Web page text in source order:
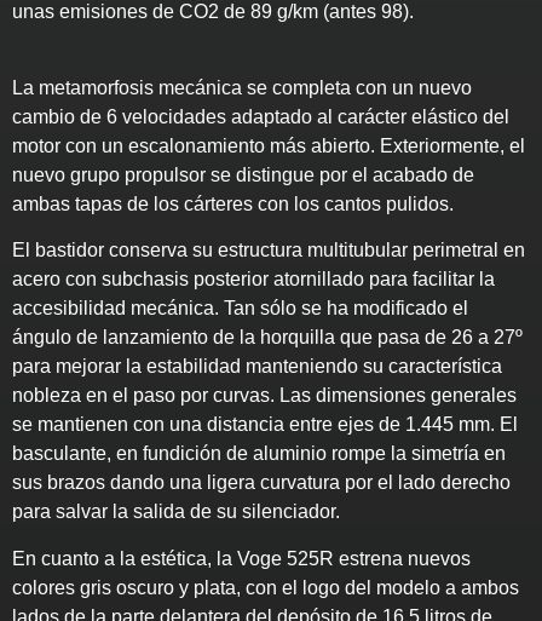
unas emisiones de CO2 de 89 g/km (antes 98).
La metamorfosis mecánica se completa con un nuevo
cambio de 6 velocidades adaptado al carácter elástico del
motor con un escalonamiento más abierto. Exteriormente, el
nuevo grupo propulsor se distingue por el acabado de
ambas tapas de los cárteres con los cantos pulidos.
El bastidor conserva su estructura multitubular perimetral en
acero con subchasis posterior atornillado para facilitar la
accesibilidad mecánica. Tan sólo se ha modificado el
ángulo de lanzamiento de la horquilla que pasa de 26 a 27º
para mejorar la estabilidad manteniendo su característica
nobleza en el paso por curvas. Las dimensiones generales
se mantienen con una distancia entre ejes de 1.445 mm. El
basculante, en fundición de aluminio rompe la simetría en
sus brazos dando una ligera curvatura por el lado derecho
para salvar la salida de su silenciador.
En cuanto a la estética, la Voge 525R estrena nuevos
colores gris oscuro y plata, con el logo del modelo a ambos
lados de la parte delantera del depósito de 16,5 litros de